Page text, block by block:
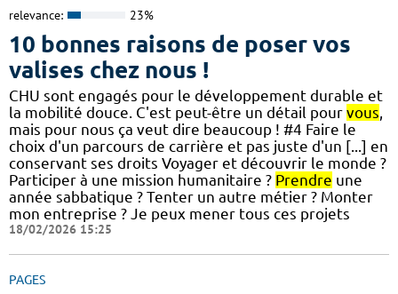
relevance: 23%
10 bonnes raisons de poser vos
valises chez nous !
CHU sont engagés pour le développement durable et
la mobilité douce. C'est peut-être un détail pour vous,
mais pour nous ça veut dire beaucoup ! #4 Faire le
choix d'un parcours de carrière et pas juste d'un [...] en
conservant ses droits Voyager et découvrir le monde ?
Participer à une mission humanitaire ? Prendre une
année sabbatique ? Tenter un autre métier ? Monter
mon entreprise ? Je peux mener tous ces projets
18/02/2026 15:25
PAGES